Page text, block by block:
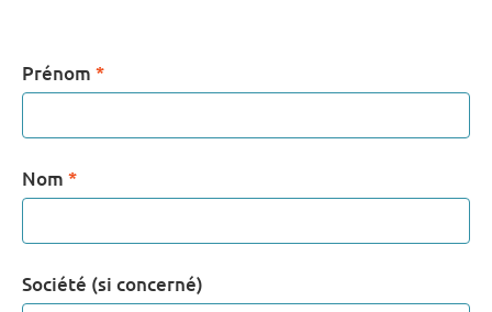
Prénom *
Nom *
Société (si concerné)